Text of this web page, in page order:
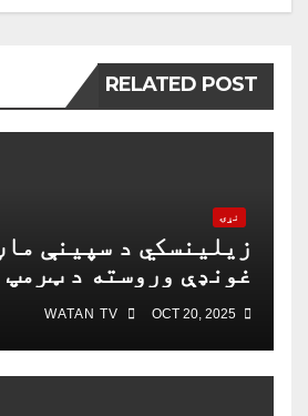
RELATED POST
نړۍ
زیلینسکي د سپینې
غونډې وروسته د
په خبرو اترو کې د
چمتو دی